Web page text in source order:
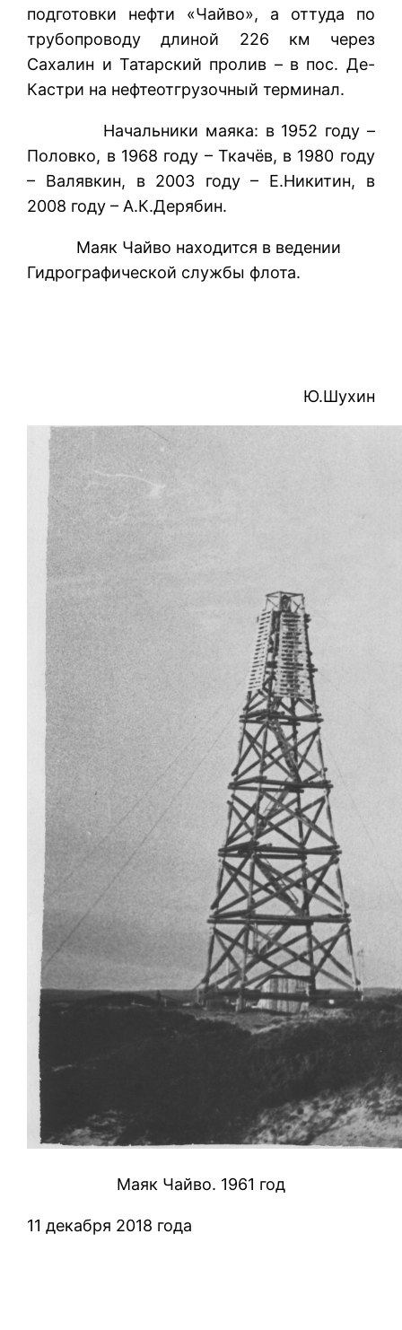
подготовки нефти «Чайво», а оттуда по
трубопроводу длиной 226 км через
Сахалин и Татарский пролив – в пос. Де-
Кастри на нефтеотгрузочный терминал.
Начальники маяка: в 1952 году –
Половко, в 1968 году – Ткачёв, в 1980 году
– Валявкин, в 2003 году – Е.Никитин, в
2008 году – А.К.Дерябин.
Маяк Чайво находится в ведении
Гидрографической службы флота.
Ю.Шухин
Маяк Чайво. 1961 год
11 декабря 2018 года